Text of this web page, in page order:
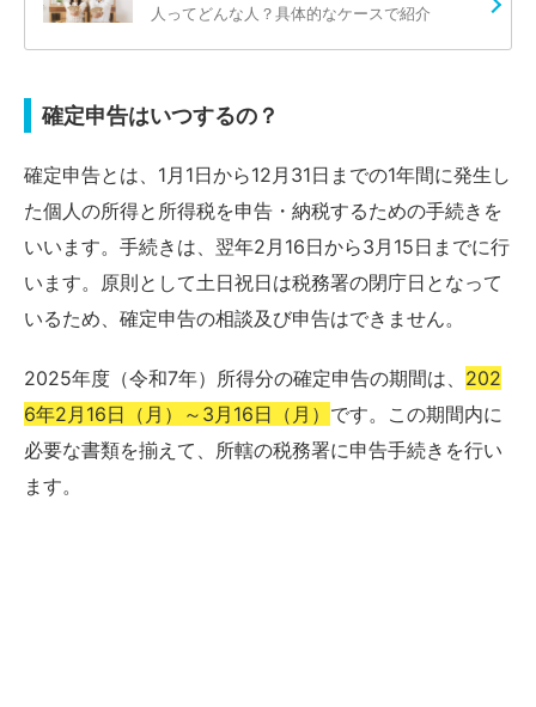
人ってどんな人？具体的なケースで紹介
確定申告はいつするの？
確定申告とは、1月1日から12月31日までの1年間に発生し
た個人の所得と所得税を申告・納税するための手続きを
いいます。手続きは、翌年2月16日から3月15日までに行
います。原則として土日祝日は税務署の閉庁日となって
いるため、確定申告の相談及び申告はできません。
2025年度（令和7年）所得分の確定申告の期間は、 202
6年2月16日（月）～3月16日（月） です。この期間内に
必要な書類を揃えて、所轄の税務署に申告手続きを行い
ます。